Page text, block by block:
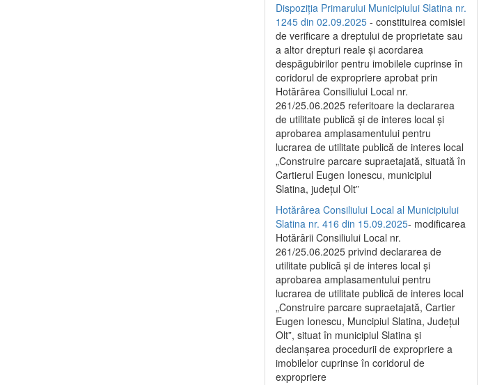
Dispoziția Primarului Municipiului Slatina nr.
1245 din 02.09.2025 - constituirea comisiei
de verificare a dreptului de proprietate sau
a altor drepturi reale și acordarea
despăgubirilor pentru imobilele cuprinse în
coridorul de expropriere aprobat prin
Hotărârea Consiliului Local nr.
261/25.06.2025 referitoare la declararea
de utilitate publică și de interes local și
aprobarea amplasamentului pentru
lucrarea de utilitate publică de interes local
„Construire parcare supraetajată, situată în
Cartierul Eugen Ionescu, municipiul
Slatina, județul Olt”
Hotărârea Consiliului Local al Municipiului
Slatina nr. 416 din 15.09.2025- modificarea
Hotărârii Consiliului Local nr.
261/25.06.2025 privind declararea de
utilitate publică și de interes local și
aprobarea amplasamentului pentru
lucrarea de utilitate publică de interes local
„Construire parcare supraetajată, Cartier
Eugen Ionescu, Muncipiul Slatina, Județul
Olt”, situat în municipiul Slatina și
declanșarea procedurii de expropriere a
imobilelor cuprinse în coridorul de
expropriere